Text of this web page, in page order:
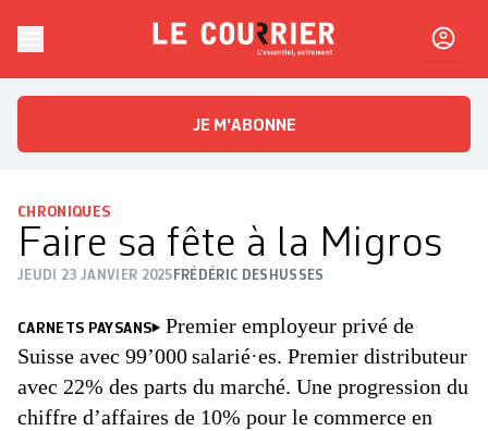
Le CourrierL'essentiel, autrement
JE M'ABONNE
CHRONIQUES
Faire sa fête à la Migros
JEUDI 23 JANVIER 2025 FRÉDÉRIC DESHUSSES
CARNETS PAYSANS
Premier employeur privé de
Suisse avec 99’000 salarié·es. Premier distributeur
avec 22% des parts du marché. Une progression du
chiffre d’affaires de 10% pour le commerce en